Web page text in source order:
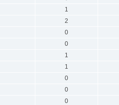
1
2
0
0
1
1
0
0
0